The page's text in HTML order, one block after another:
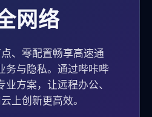
网络
、零配置畅享高速通
务与隐私。通过哔咔哔
方案，让远程办公、
上创新更高效。